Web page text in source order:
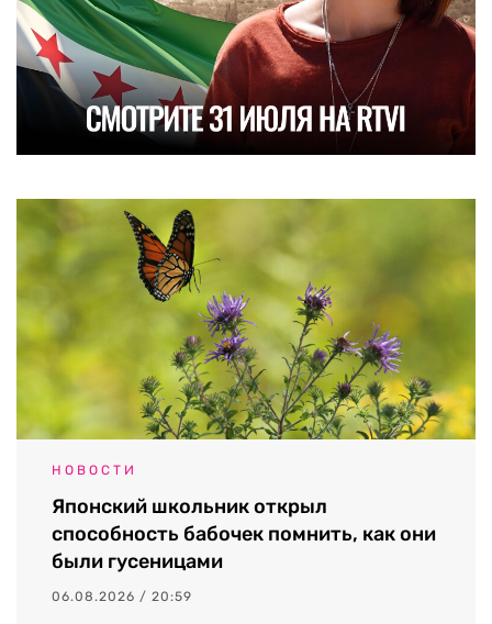
НОВОСТИ
Японский школьник открыл
способность бабочек помнить, как они
были гусеницами
06.08.2026 / 20:59